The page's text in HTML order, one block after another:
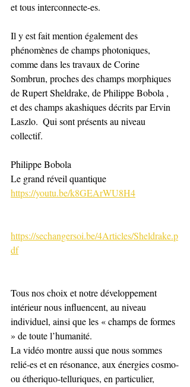
et tous interconnecte-es.
Il y est fait mention également des
phénomènes de champs photoniques,
comme dans les travaux de Corine
Sombrun, proches des champs morphiques
de Rupert Sheldrake, de Philippe Bobola ,
et des champs akashiques décrits par Ervin
Laszlo.  Qui sont présents au niveau
collectif.
Philippe Bobola
Le grand réveil quantique
https://youtu.be/k8GEArWU8H4
https://sechangersoi.be/4Articles/Sheldrake.p
df
Tous nos choix et notre développement
intérieur nous influencent, au niveau
individuel, ainsi que les « champs de formes
» de toute l’humanité.
La vidéo montre aussi que nous sommes
relié-es et en résonance, aux énergies cosmo-
ou étheriquo-telluriques, en particulier,